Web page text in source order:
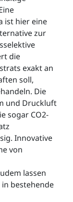
ist hier eine
zur
die
exakt an
soll,
Die
und Druckluft
sogar CO2-
Innovative
von
lassen
bestehende